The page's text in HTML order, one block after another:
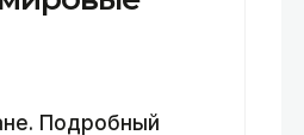
Подробный